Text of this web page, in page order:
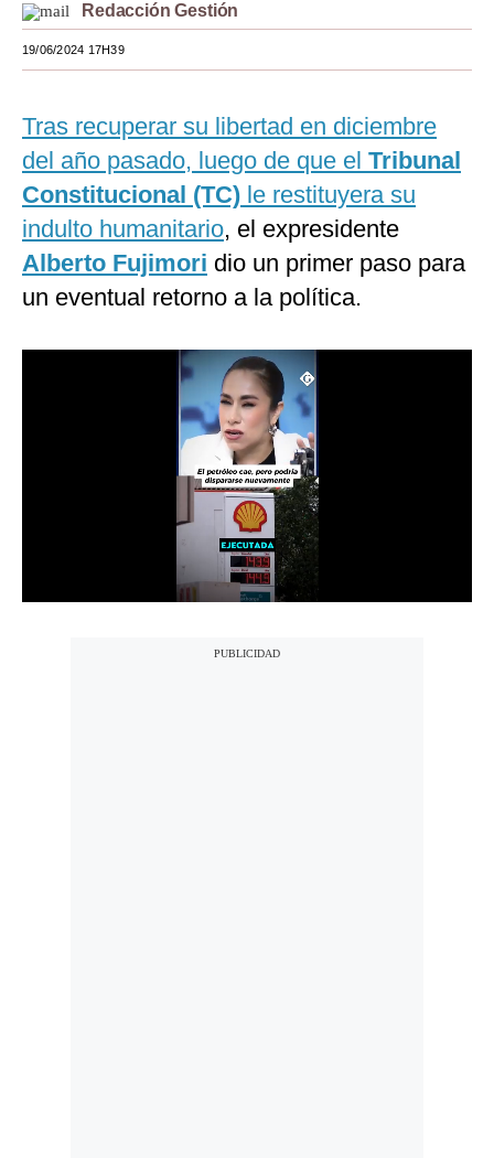
Estilos
Mundo
México
España
Internacional
Redacción Gestión
19/06/2024 17H39
Tras recuperar su libertad en diciembre
del año pasado, luego de que el Tribunal
Constitucional (TC) le restituyera su
indulto humanitario, el expresidente
Alberto Fujimori dio un primer paso para
un eventual retorno a la política.